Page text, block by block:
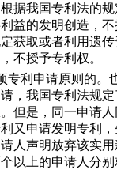
据我国专利法的
益的发明创造，
获取或者利用遗
不授予专利权。
专利申请原则的。
，我国专利法规
但是，同一申请
又申请发明专利
人声明放弃该实
以上的申请人分